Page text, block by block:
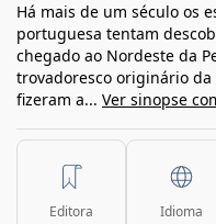
Há mais de um século os
portuguesa tentam
chegado ao Nordeste da
trovadoresco originário da
fizeram a... Ver sinopse
Editora Idioma